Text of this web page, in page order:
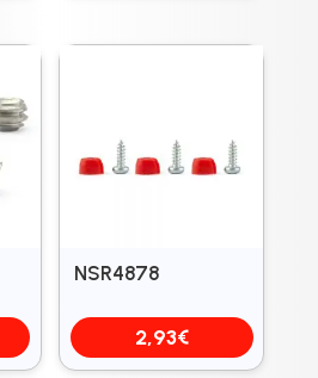
NSR4878
2,93€